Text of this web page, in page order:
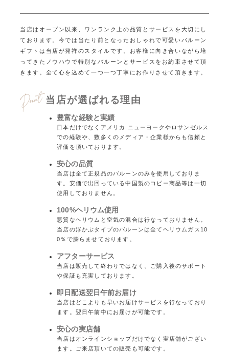
当店はオープン以来、ワンランク上の品質とサービスを大切にし
ております。 今では当たり前となったおしゃれで可愛いバルーン
ギフトは当店が発祥のスタイルです。
お客様に向き合いながら培
ってきたノウハウで特別なバルーンとサービスをお約束させて頂
きます。 全て心を込めて一つ一つ丁寧にお作りさせて頂きます。
当店が選ばれる理由
豊富な経験と実績
日本だけでなくアメリカ ニューヨークやロサンゼルス
での経験や、数多くのメディア・企業様からも信頼と
評価を頂いております。
安心の品質
当店は全て正規品のバルーンのみを使用しておりま
す。安価で出回っている中国製のコピー商品等は一切
使用しておりません。
100%ヘリウム使用
悪質なヘリウムと空気の混合は行なっておりません。
当店の浮かぶタイプのバルーンは全てヘリウムガス10
0％で膨らませております。
アフターサービス
当店は販売して終わりではなく、ご購入後のサポート
や保証も充実しております。
即日配送翌日午前お届け
当店はどこよりも早いお届けサービスを行なっており
ます。翌日午前中にお届けが可能です。
安心の実店舗
当店はオンラインショップだけでなく実店舗がござい
ます。ご来店頂いての販売も可能です。